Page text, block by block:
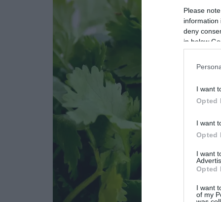
Please
information
deny
in below
I want
Opted
I want
Opted
I want
Opted
I want
of my